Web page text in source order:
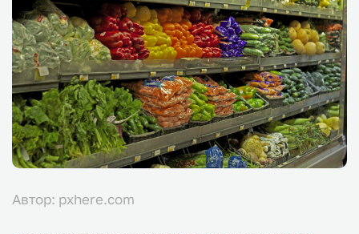
Автор: pxhere.com